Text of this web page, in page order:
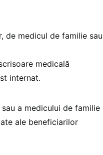
de medicul de familie sau
medicală
internat.
a medicului de familie
ale beneficiarilor